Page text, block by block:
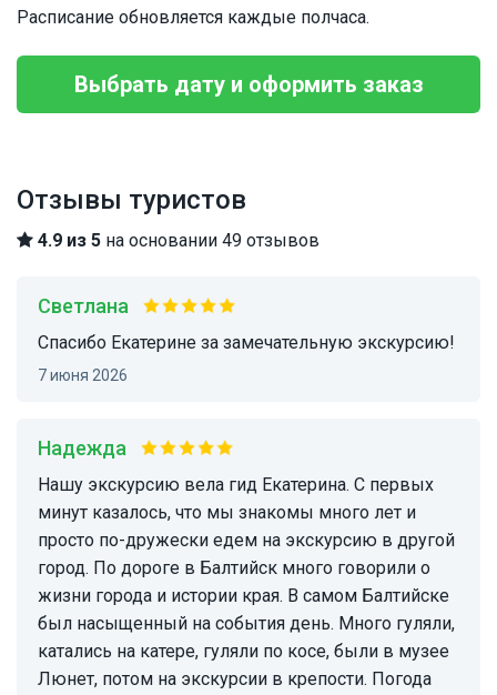
Расписание обновляется каждые полчаса.
Выбрать дату и оформить заказ
Отзывы туристов
4.9 из 5 на основании 49 отзывов
Светлана
Спасибо Екатерине за замечательную экскурсию!
7 июня 2026
Надежда
Нашу экскурсию вела гид Екатерина. С первых
минут казалось, что мы знакомы много лет и
просто по-дружески едем на экскурсию в другой
город. По дороге в Балтийск много говорили о
жизни города и истории края. В самом Балтийске
был насыщенный на события день. Много гуляли,
катались на катере, гуляли по косе, были в музее
Люнет, потом на экскурсии в крепости. Погода